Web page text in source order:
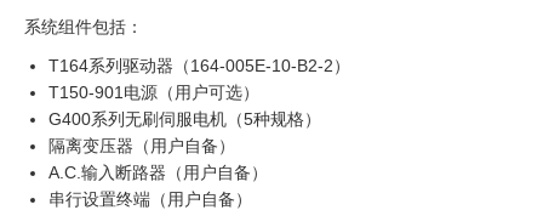
系统组件包括：
T164系列驱动器（164-005E-10-B2-2）
T150-901电源（用户可选）
G400系列无刷伺服电机（5种规格）
隔离变压器（用户自备）
A.C.输入断路器（用户自备）
串行设置终端（用户自备）